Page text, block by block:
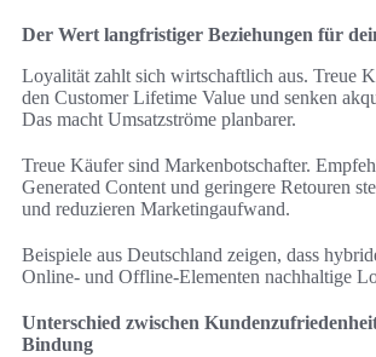
Der Wert langfristiger Beziehungen für
Loyalität zahlt sich wirtschaftlich aus. Treue
den Customer Lifetime Value und senken
Das macht Umsatzströme planbarer.
Treue Käufer sind Markenbotschafter.
Generated Content und geringere Retouren
und reduzieren Marketingaufwand.
Beispiele aus Deutschland zeigen, dass
Online‑ und Offline‑Elementen nachhaltige
Unterschied zwischen
Bindung